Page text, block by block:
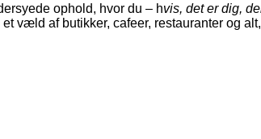
ophold, hvor du – hvis, det er dig,
væld af butikker, cafeer, restauranter og